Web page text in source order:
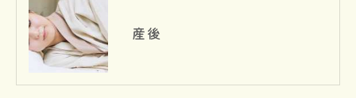
産後